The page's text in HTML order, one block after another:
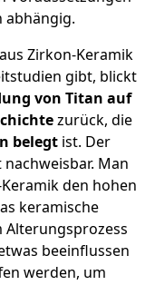
abhängig.
Zirkon-Keramik
gibt, blickt
von Titan auf
zurück, die
belegt ist. Der
Man
den hohen
keramische
Alterungsprozess
beeinflussen
werden, um